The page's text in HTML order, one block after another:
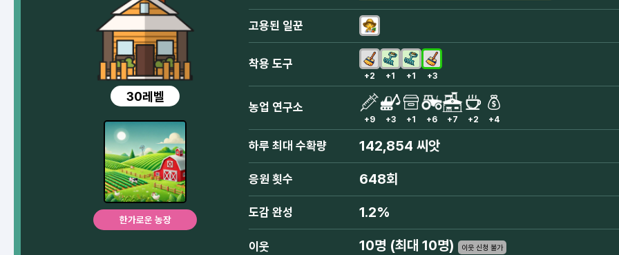
30레벨
한가로운 농장
고용된 일꾼
착용 도구
+2 +1 +1 +3
농업 연구소
+9 +3 +1 +6 +7 +2 +4
하루 최대 수확량 142,854 씨앗
응원 횟수 648회
도감 완성 1.2%
이웃 10명 (최대 10명) 이웃 신청 불가